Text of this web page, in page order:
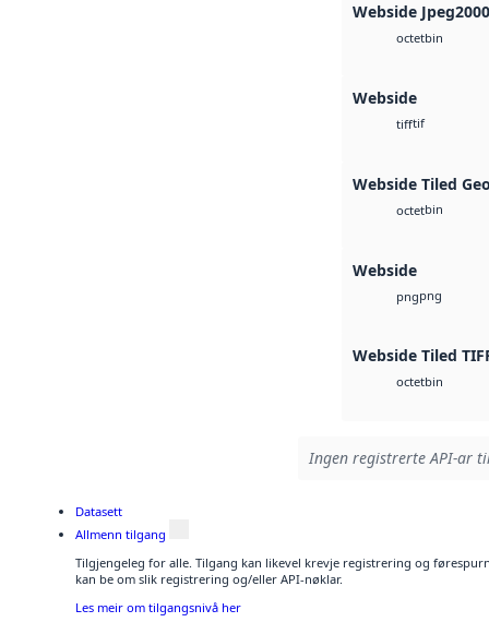
Webside Jpeg2000
octetbin
Webside
tifftif
Webside Tiled
octetbin
Webside
pngpng
Webside Tiled
octetbin
Ingen registrerte API-ar
Datasett
Allmenn tilgang
Tilgjengeleg for alle. Tilgang kan likevel krevje registrering og
kan be om slik registrering og/eller API-nøklar.
Les meir om tilgangsnivå her